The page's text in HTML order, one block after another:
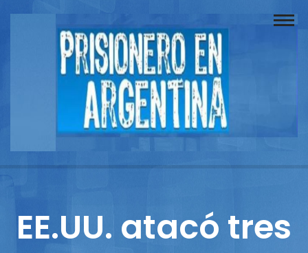
Buscador
Documentos
Reportajes
EE.UU. atacó tres